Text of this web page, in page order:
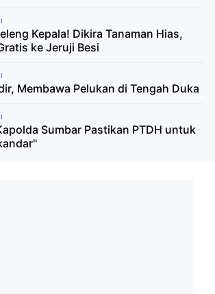
Kepala! Dikira Tanaman Hias,
ke Jeruji Besi
Membawa Pelukan di Tengah Duka
Sumbar Pastikan PTDH untuk